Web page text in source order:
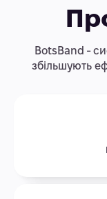
BotsBand -
збільшують